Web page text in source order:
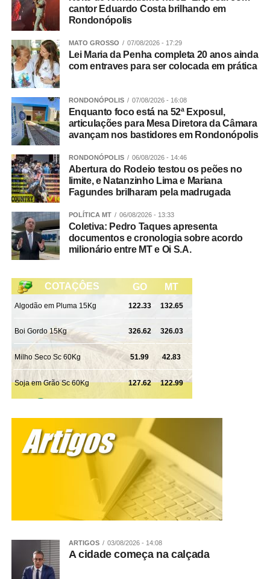
exploração de jogos de azar, fraude processual e
falsidade ideológica.
Continuidade
As diligências prosseguem para a conclusão das
investigações e finalização do inquérito policial, com o
consequente indiciamento dos envolvidos.
Integração
Participaram da Operação Adsumus equipes da
Delegacia Especializada de Roubos e Furtos (Derf) de
Rondonópolis, com apoio da 1ª Delegacia de Polícia de
Tangará da Serra, da Gerência de Combate ao Crime
Organizado (GCCO) e da Delegacia Especializada de
Repressão ao Crime Organizado (Draco).
WhatsApp
Facebook
Twitter
Messenger
LinkedIn
Share
cantor Eduardo Costa brilhando em
Rondonópolis
MATO GROSSO 07/08/2026 - 17:29
Lei Maria da Penha completa 20 anos ainda
com entraves para ser colocada em prática
RONDONÓPOLIS 07/08/2026 - 16:08
Enquanto foco está na 52ª Exposul,
articulações para Mesa Diretora da Câmara
avançam nos bastidores em Rondonópolis
RONDONÓPOLIS 06/08/2026 - 14:46
Abertura do Rodeio testou os peões no
limite, e Natanzinho Lima e Mariana
Fagundes brilharam pela madrugada
POLÍTICA MT 06/08/2026 - 13:33
Coletiva: Pedro Taques apresenta
documentos e cronologia sobre acordo
milionário entre MT e Oi S.A.
ARTIGOS 03/08/2026 - 14:08
A cidade começa na calçada